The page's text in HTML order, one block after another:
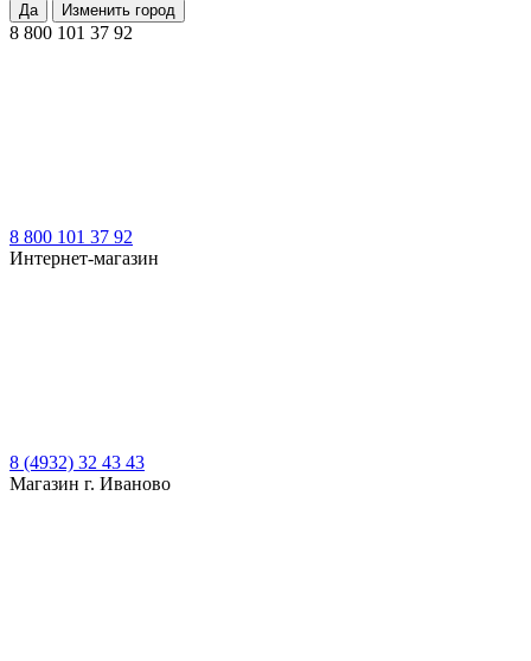
Да Изменить город
8 800 101 37 92
8 800 101 37 92
Интернет-магазин
8 (4932) 32 43 43
Магазин г. Иваново